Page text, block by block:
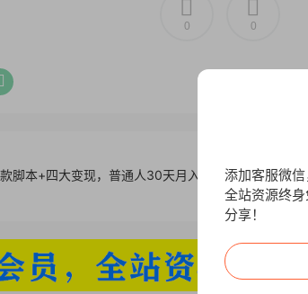
0 0
脚本+四大变现，普通人30天月入
AI创意变现全
添加客服微信
全站资源终
分享！